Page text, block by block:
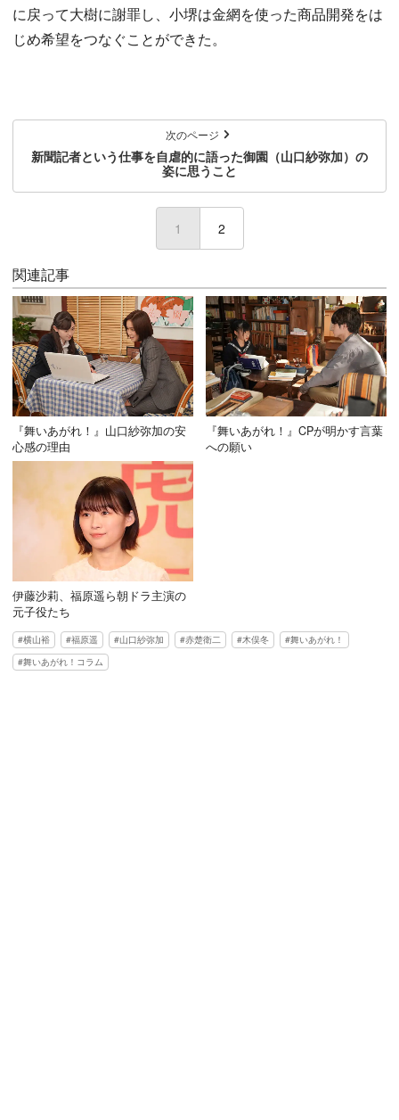
に戻って大樹に謝罪し、小堺は金網を使った商品開発をは
じめ希望をつなぐことができた。
次のページ
新聞記者という仕事を自虐的に語った御園（山口紗弥加）の
姿に思うこと
1 (current)
2
関連記事
『舞いあがれ！』山口紗弥加の安
心感の理由
『舞いあがれ！』CPが明かす言葉
への願い
伊藤沙莉、福原遥ら朝ドラ主演の
元子役たち
横山裕 福原遥 山口紗弥加 赤楚衛二 木俣冬
舞いあがれ！
舞いあがれ！コラム